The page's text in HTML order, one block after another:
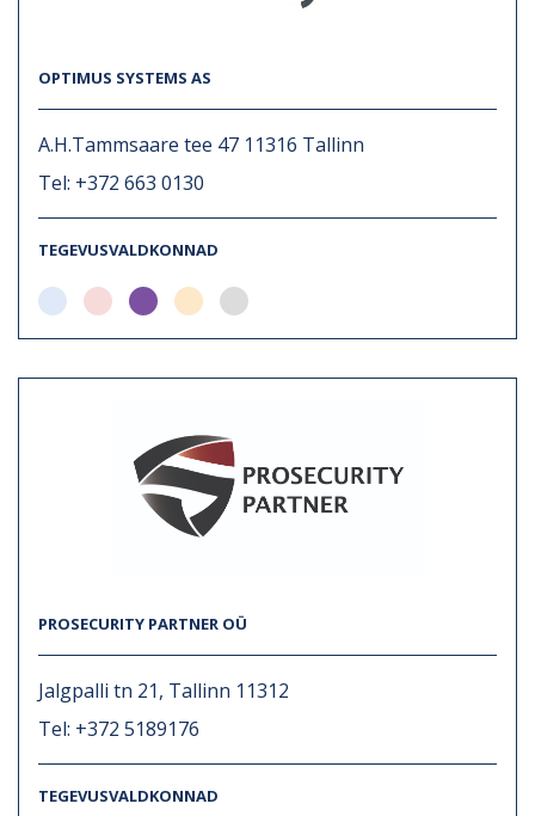
OPTIMUS SYSTEMS AS
A.H.Tammsaare tee 47 11316 Tallinn
Tel: +372 663 0130
TEGEVUSVALDKONNAD
PROSECURITY PARTNER OÜ
Jalgpalli tn 21, Tallinn 11312
Tel: +372 5189176
TEGEVUSVALDKONNAD